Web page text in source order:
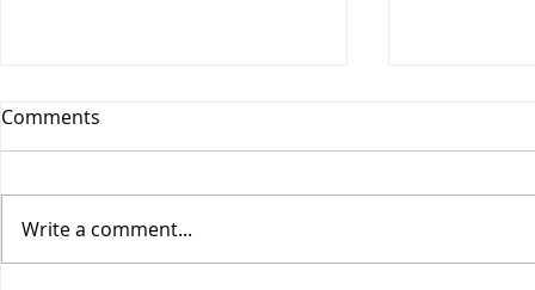
Comments
Write a comment...